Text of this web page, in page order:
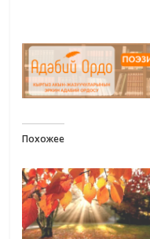
Похожее